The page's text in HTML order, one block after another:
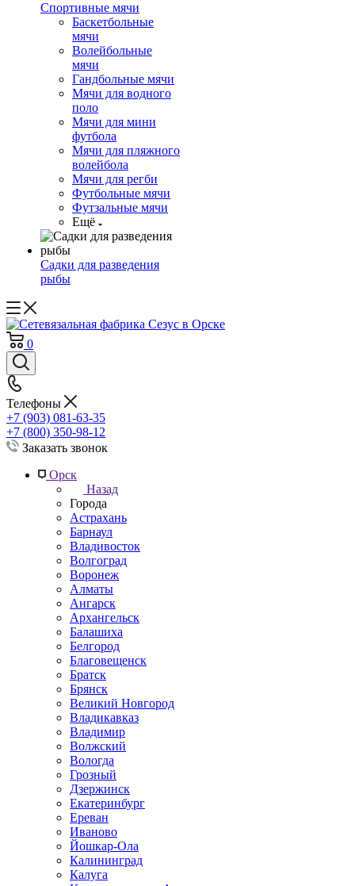
Спортивные мячи
Баскетбольные
мячи
Волейбольные
мячи
Гандбольные мячи
Мячи для водного
поло
Мячи для мини
футбола
Мячи для пляжного
волейбола
Мячи для регби
Футбольные мячи
Футзальные мячи
Ещё
Садки для разведения
рыбы
0
Телефоны
+7 (903) 081-63-35
+7 (800) 350-98-12
Заказать звонок
Орск
Назад
Города
Астрахань
Барнаул
Владивосток
Волгоград
Воронеж
Алматы
Ангарск
Архангельск
Балашиха
Белгород
Благовещенск
Братск
Брянск
Великий Новгород
Владикавказ
Владимир
Волжский
Вологда
Грозный
Дзержинск
Екатеринбург
Ереван
Иваново
Йошкар-Ола
Калининград
Калуга